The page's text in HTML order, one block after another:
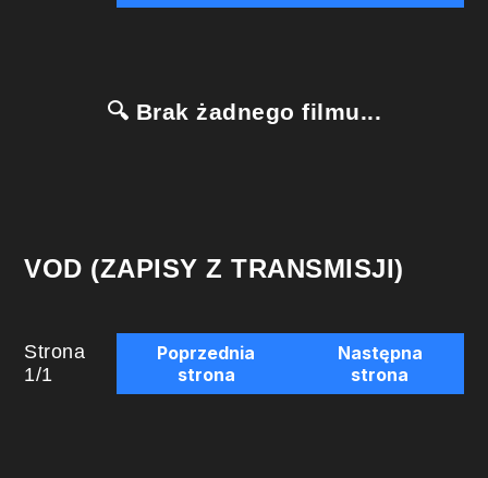
🔍 Brak żadnego filmu...
VOD (ZAPISY Z TRANSMISJI)
Strona
1/1
Poprzednia
strona
Następna
strona